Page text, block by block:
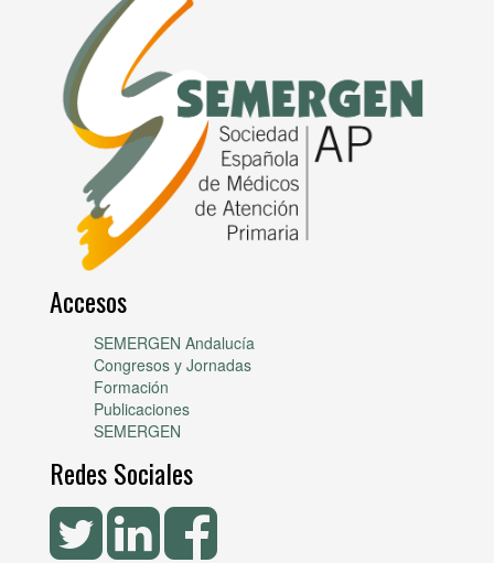
Accesos
SEMERGEN Andalucía
Congresos y Jornadas
Formación
Publicaciones
SEMERGEN
Redes Sociales